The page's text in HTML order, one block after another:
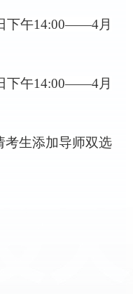
下午14:00——4月
下午14:00——4月
考生添加导师双选